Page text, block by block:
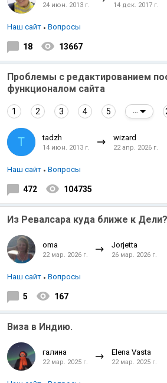
Аравийское море
24 июн. 2013 г. 14 дек. 2017 г.
Наш сайт Вопросы
18 13667
Проблемы с редактированием
функционалом сайта
1 2 3 4 5
T tadzh
14 июн. 2013 г.
wizard
22 апр. 2026 г.
Наш сайт Вопросы
472 104735
Из Ревалсара куда ближе к Дели?
oma
22 мар. 2026 г.
Jorjetta
26 мар. 2026 г.
Наш сайт Вопросы
5 167
Виза в Индию.
галина
22 мар. 2025 г.
Elena Vasta
22 мар. 2025 г.